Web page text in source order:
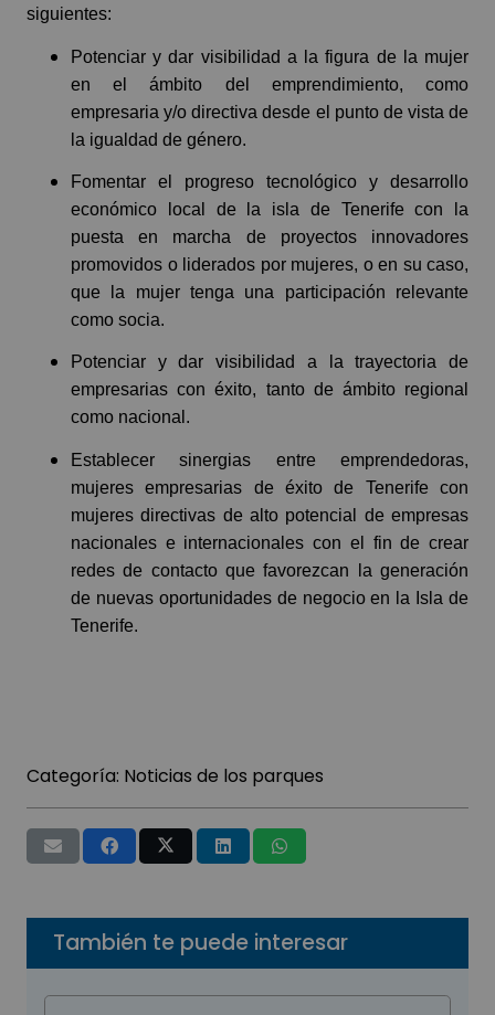
siguientes:
Potenciar y dar visibilidad a la figura de la mujer
en el ámbito del emprendimiento, como
empresaria y/o directiva desde el punto de vista de
la igualdad de género.
Fomentar el progreso tecnológico y desarrollo
económico local de la isla de Tenerife con la
puesta en marcha de proyectos innovadores
promovidos o liderados por mujeres, o en su caso,
que la mujer tenga una participación relevante
como socia.
Potenciar y dar visibilidad a la trayectoria de
empresarias con éxito, tanto de ámbito regional
como nacional.
Establecer sinergias entre emprendedoras,
mujeres empresarias de éxito de Tenerife con
mujeres directivas de alto potencial de empresas
nacionales e internacionales con el fin de crear
redes de contacto que favorezcan la generación
de nuevas oportunidades de negocio en la Isla de
Tenerife.
Categoría: Noticias de los parques
También te puede interesar